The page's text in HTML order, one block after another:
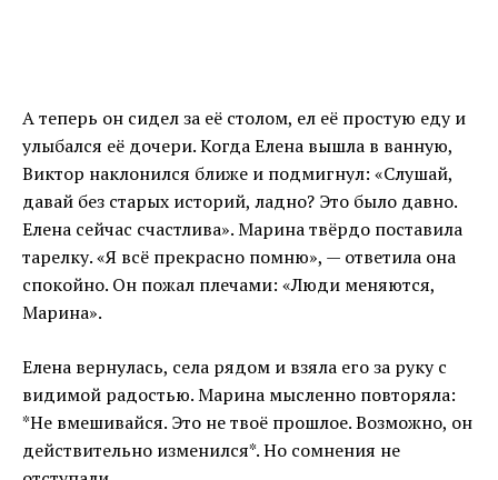
А теперь он сидел за её столом, ел её простую еду и
улыбался её дочери. Когда Елена вышла в ванную,
Виктор наклонился ближе и подмигнул: «Слушай,
давай без старых историй, ладно? Это было давно.
Елена сейчас счастлива». Марина твёрдо поставила
тарелку. «Я всё прекрасно помню», — ответила она
спокойно. Он пожал плечами: «Люди меняются,
Марина».
Елена вернулась, села рядом и взяла его за руку с
видимой радостью. Марина мысленно повторяла:
*Не вмешивайся. Это не твоё прошлое. Возможно, он
действительно изменился*. Но сомнения не